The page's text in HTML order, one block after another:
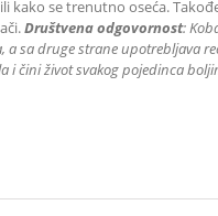
se trenutno oseća.
Društvena odgovornost: K
, a sa druge strane upotrebljava
i čini život svakog pojedinca